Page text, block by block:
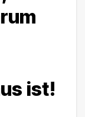
ist!